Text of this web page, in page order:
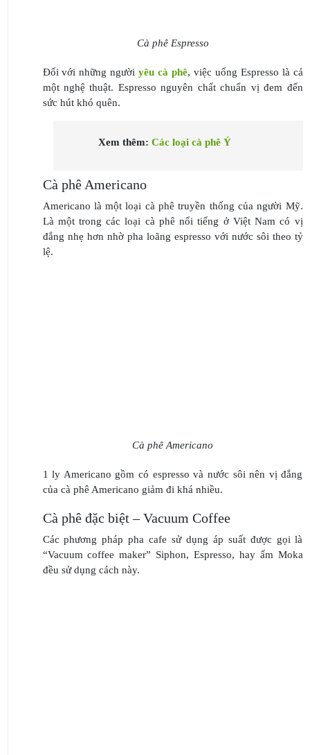
Cà phê Espresso
Đối với những ngườiyêu cà phê, việc uống Espresso là cả
một nghệ thuật. Espresso nguyên chất chuẩn vị đem đến
sức hút khó quên.
Xem thêm: Các loại cà phê Ý
Cà phê Americano
Americano là một loại cà phê truyền thống của người Mỹ.
Là một trong các loại cà phê nổi tiếng ở Việt Nam có vị
đắng nhẹ hơn nhờ pha loãng espresso với nước sôi theo tỷ
lệ.
Cà phê Americano
1 ly Americano gồm có espresso và nước sôi nên vị đắng
của cà phê Americano giảm đi khá nhiều.
Cà phê đặc biệt – Vacuum Coffee
Các phương pháp pha cafe sử dụng áp suất được gọi là
“Vacuum coffee maker” Siphon, Espresso, hay ấm Moka
đều sử dụng cách này.